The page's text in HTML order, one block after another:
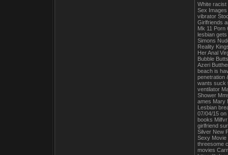
White racist
Sex
vibrator
Girlfriends
Mk 11 Porn
lesbian
Simons
Reality
Her Anal
Bubble
Azeri
beach is
penetration
wants suck
ventilator
Shower
ames Mary
Lesbian
07/04/15
books
girlfriend
Silver New
Sexy Movie
threesome
movies